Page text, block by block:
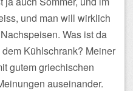
und man will wirklich
Was ist da
Kühlschrank? Meiner
gutem griechischen
auseinander.